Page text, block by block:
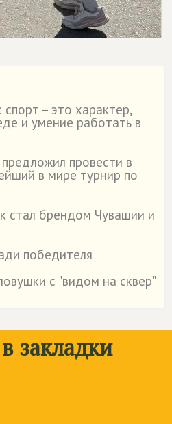
– это характер,
и умение работать в
провести в
в мире турнир по
стал брендом Чувашии и
победителя
с "видом на сквер"
закладки